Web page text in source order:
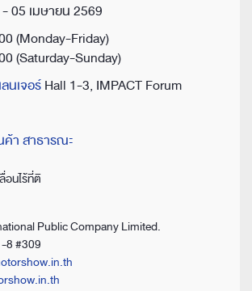
05 เมษายน 2569
(Monday-Friday)
(Saturday-Sunday)
นเจอร์Hall 1-3, IMPACT Forum
ค้า สาธารณะ
อนไร้ที่ติ
Public Company Limited.
-8 #309